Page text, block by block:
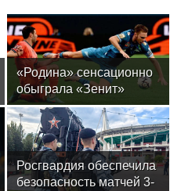
«Родина» сенсационно
обыграла «Зенит»
и одержала первую
победу в РПЛ
Росгвардия обеспечила
безопасность матчей 3-